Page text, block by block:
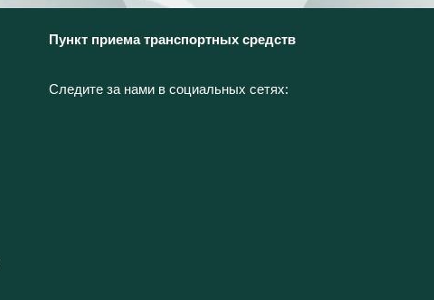
Пункт приема транспортных средств
Следите за нами в социальных сетях: